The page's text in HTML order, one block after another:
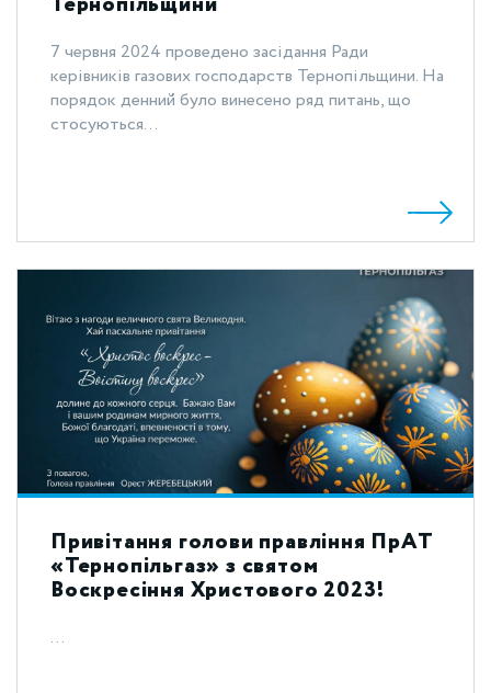
7 червня 2024 проведено засідання Ради
керівників газових господарств Тернопільщини. На
порядок денний було винесено ряд питань, що
стосуються...
Привітання голови правління ПрАТ
«Тернопільгаз» з святом
Воскресіння Христового 2023!
...